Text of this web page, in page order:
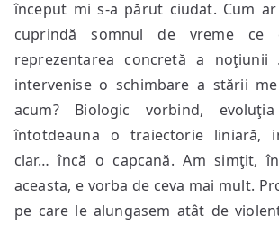
început mi s-a părut ciudat. Cum
cuprindă somnul de vreme ce
reprezentarea concretă a noţiunii
intervenise o schimbare a stării
acum? Biologic vorbind,
întotdeauna o traiectorie liniară,
clar… încă o capcană. Am simţit,
aceasta, e vorba de ceva mai mult.
pe care le alungasem atât de